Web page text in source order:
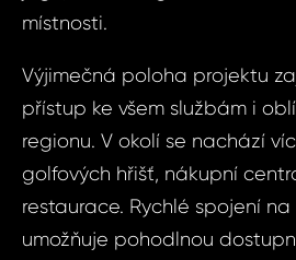
místnosti.
Výjimečná poloha projektu
přístup ke všem službám i
regionu. V okolí se nachází
golfových hřišť, nákupní
restaurace. Rychlé spojení na
umožňuje pohodlnou